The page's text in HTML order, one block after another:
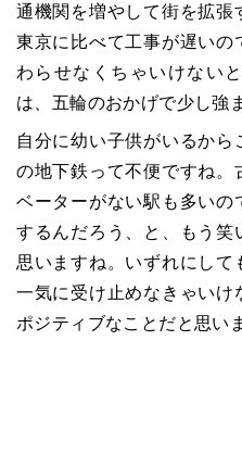
通機関を増やして街を拡張
東京に比べて工事が遅いの
わらせなくちゃいけない
は、五輪のおかげで少し強
自分に幼い子供がいるから
の地下鉄って不便ですね。
ベーターがない駅も多いの
するんだろう、と、もう笑
思いますね。いずれにし
一気に受け止めなきゃいけ
ポジティブなことだと思い